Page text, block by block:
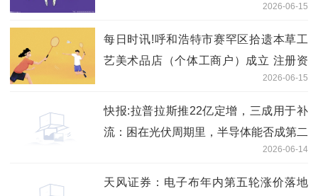
2026-06-15
每日时讯!呼和浩特市赛罕区拾遗本草工
艺美术品店（个体工商户）成立 注册资
2026-06-15
快报:拉普拉斯推22亿定增，三成用于补
流：困在光伏周期里，半导体能否成第二
2026-06-14
天风证券：电子布年内第五轮涨价落地